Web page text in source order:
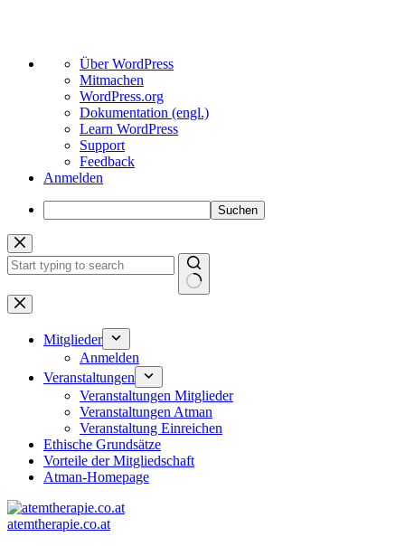
Über
WordPress
Über WordPress
Mitmachen
WordPress.org
Dokumentation (engl.)
Learn WordPress
Support
Feedback
Anmelden
Suchen
Zum
Inhalt
springen
Keine
Ergebnisse
Mitglieder
Anmelden
Veranstaltungen
Veranstaltungen Mitglieder
Veranstaltungen Atman
Veranstaltung Einreichen
Ethische Grundsätze
Vorteile der Mitgliedschaft
Atman-Homepage
atemtherapie.co.at